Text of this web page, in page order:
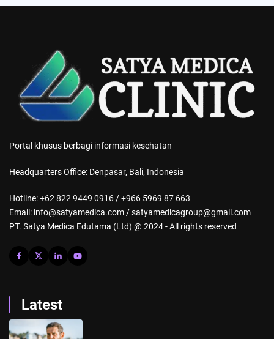
Portal khusus berbagi informasi kesehatan
Headquarters Office: Denpasar, Bali, Indonesia
Hotline: +62 822 9449 0916 / +966 5969 87 663
Email: info@satyamedica.com / satyamedicagroup@gmail.com
PT. Satya Medica Edutama (Ltd) @ 2024 - All rights reserved
Latest